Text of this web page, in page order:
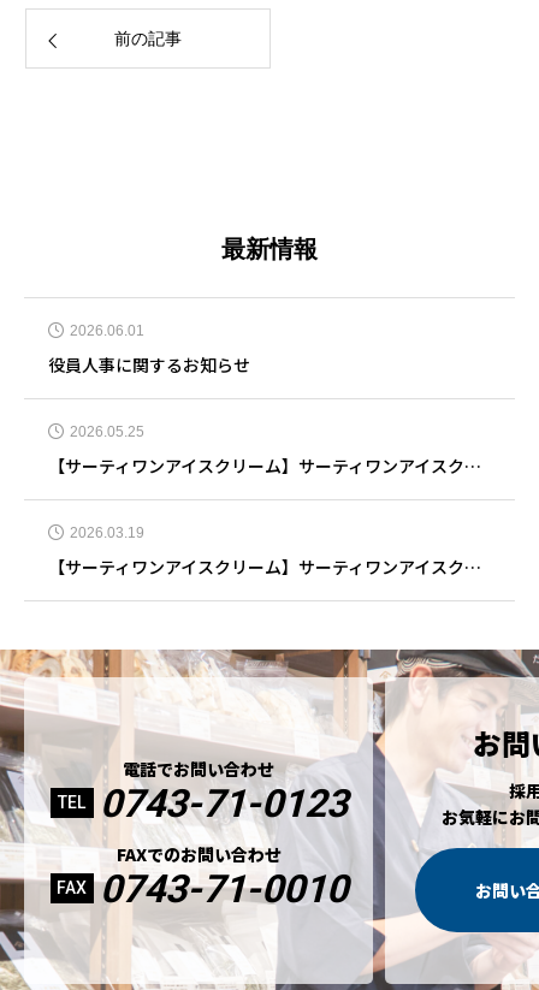
前の記事
最新情報
2026.06.01
役員人事に関するお知らせ
2026.05.25
【サーティワンアイスクリーム】サーティワンアイスクリーム 奈良押熊店 5月25日リニューアルオープン
2026.03.19
【サーティワンアイスクリーム】サーティワンアイスクリーム イオンモール大垣店 3月19日リニューアルオープン
電話でお問い合わせ
TEL 0743-71-0123
FAXでのお問い合わせ
FAX 0743-71-0010
お
採
お気軽にお
お問い